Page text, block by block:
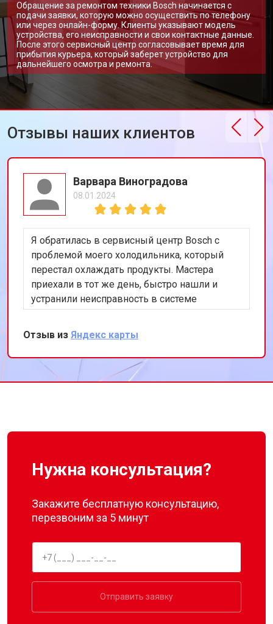
Обращение за ремонтом техники Bosch начинается с
подачи заявки, которую можно осуществить по телефону
или через онлайн-форму. Клиенты указывают модель
устройства, его неисправности и свои контактные данные.
После этого сервисный центр согласовывает время для
прибытия курьера, который заберет устройство для
дальнейшего осмотра и ремонта.
Отзывы наших клиентов
Варвара Виноградова
08.01.2024
Я обратилась в сервисный центр Bosch с
проблемой моего холодильника, который
перестал охлаждать продукты. Мастера
приехали в тот же день, быстро нашли и
устранили неисправность в системе
охлаждения. Я очень довольна их
оперативностью и качеством работы.
Спасибо за восстановление моего
холодильника!
Отзыв из Яндекс карты
Нужна консультация?
Закажите бесплатную консультацию,
перезвоним за 5 минут
Отправить заявку